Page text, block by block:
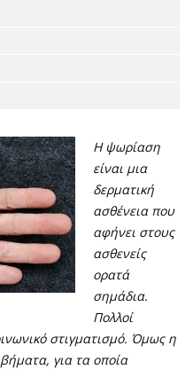
Η ψωρίαση
είναι μια
δερματική
ασθένεια που
αφήνει στους
ασθενείς
ορατά
σημάδια.
Πολλοί
στιγματισμό. Όμως η
για τα οποία